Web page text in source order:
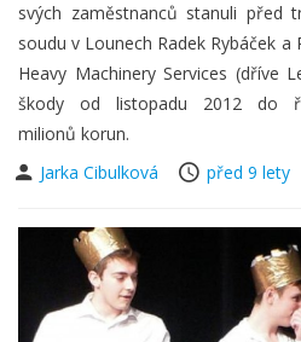
svých zaměstnanců stanuli před
soudu v Lounech Radek Rybáček
Heavy Machinery Services (dříve
škody od listopadu 2012 do
milionů korun.
Jarka Cibulková
před 9 lety